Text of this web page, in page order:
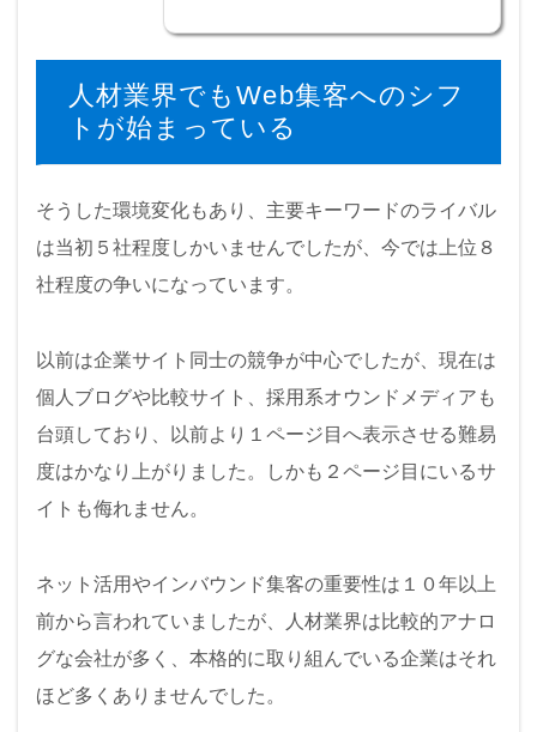
人材業界でもWeb集客へのシフ
トが始まっている
そうした環境変化もあり、主要キーワードのライバル
は当初５社程度しかいませんでしたが、今では上位８
社程度の争いになっています。
以前は企業サイト同士の競争が中心でしたが、現在は
個人ブログや比較サイト、採用系オウンドメディアも
台頭しており、以前より１ページ目へ表示させる難易
度はかなり上がりました。しかも２ページ目にいるサ
イトも侮れません。
ネット活用やインバウンド集客の重要性は１０年以上
前から言われていましたが、人材業界は比較的アナロ
グな会社が多く、本格的に取り組んでいる企業はそれ
ほど多くありませんでした。